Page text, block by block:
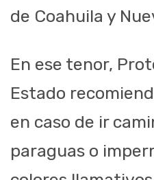
de Coahuila y
En ese tenor,
Estado
en caso de ir
paraguas o